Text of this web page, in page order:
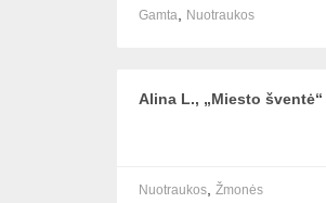
Gamta, Nuotraukos
Alina L., „Miesto šventė“
Nuotraukos, Žmonės